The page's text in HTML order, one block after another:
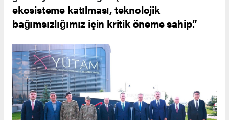
ekosisteme katılması, teknolojik
bağımsızlığımız için kritik öneme sahip.”